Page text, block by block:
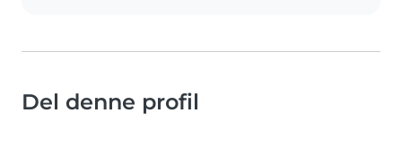
Del denne profil